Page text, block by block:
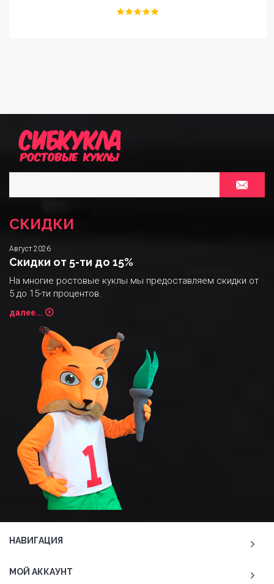
СКИДКИ
Август 2026
Скидки от 5-ти до 15%
На многие ростовые куклы мы предоставляем скидки от
5 до 15-ти процентов.
далее...
НАВИГАЦИЯ
МОЙ АККАУНТ